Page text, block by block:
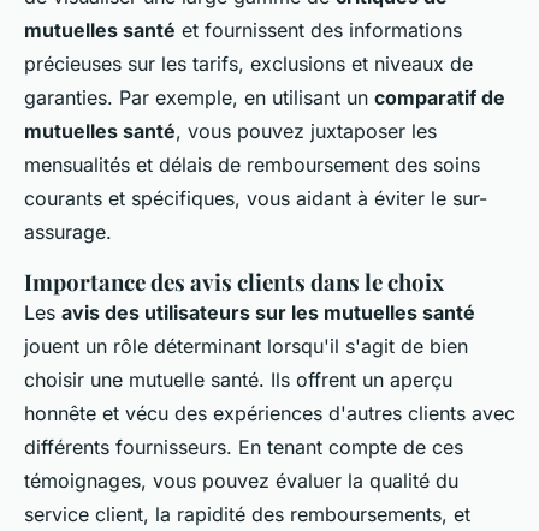
mutuelles santé et fournissent des informations
précieuses sur les tarifs, exclusions et niveaux de
garanties. Par exemple, en utilisant un comparatif de
mutuelles santé, vous pouvez juxtaposer les
mensualités et délais de remboursement des soins
courants et spécifiques, vous aidant à éviter le sur-
assurage.
Importance des avis clients dans le choix
Les avis des utilisateurs sur les mutuelles santé
jouent un rôle déterminant lorsqu'il s'agit de bien
choisir une mutuelle santé. Ils offrent un aperçu
honnête et vécu des expériences d'autres clients avec
différents fournisseurs. En tenant compte de ces
témoignages, vous pouvez évaluer la qualité du
service client, la rapidité des remboursements, et